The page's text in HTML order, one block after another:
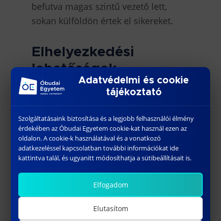
befutva magas szintű vezető lett,
sokan külföldön értek el sikereket.
Elhelyezkedési
lehetőségek
A BSc szintű képzés elvégzése után
immár végzett mérnök. Amennyiben
tudását tovább szeretné mélyíteni,
bekapcsolódhat számos, a lineáris
MSc szintű képzésbe (ami a BSc-re
épülve a mai egyetemi szintű
képzésnek felel meg).
Adatvédelmi és cookie
tájékoztató
Szolgáltatásaink biztosítása és a legjobb felhasználói élmény
érdekében az Óbudai Egyetem cookie-kat használ ezen az
oldalon. A cookie-k használatával és a vonatkozó
adatkezeléssel kapcsolatban további információkat ide
kattintva talál, és ugyanitt módosíthatja a sütibeállításait is.
Elfogadom
Elutasítom